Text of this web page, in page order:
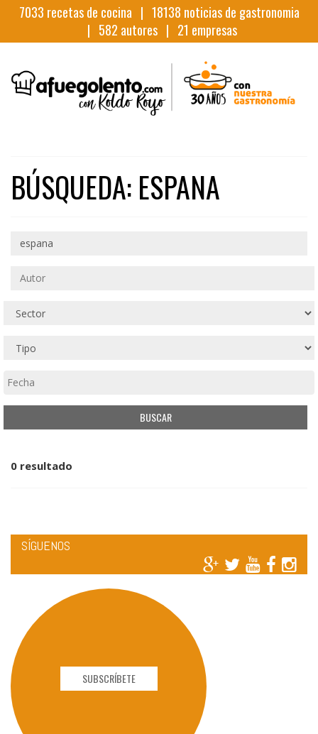
7033 recetas de cocina | 18138 noticias de gastronomia
| 582 autores | 21 empresas
BÚSQUEDA: ESPANA
0 resultado
SÍGUENOS
SUBSCRÍBETE